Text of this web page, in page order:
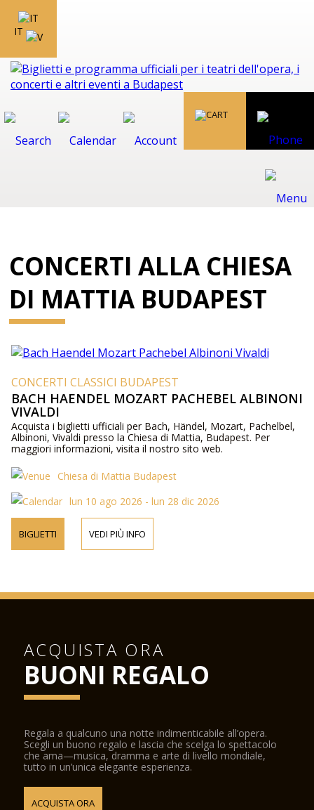
IT
CONCERTI ALLA CHIESA
DI MATTIA BUDAPEST
CONCERTI CLASSICI BUDAPEST
BACH HAENDEL MOZART PACHEBEL ALBINONI
VIVALDI
Acquista i biglietti ufficiali per Bach, Händel, Mozart, Pachelbel,
Albinoni, Vivaldi presso la Chiesa di Mattia, Budapest. Per
maggiori informazioni, visita il nostro sito web.
Chiesa di Mattia Budapest
lun 10 ago 2026 - lun 28 dic 2026
BIGLIETTI VEDI PIÙ INFO
ACQUISTA ORA
BUONI REGALO
Regala a qualcuno una notte indimenticabile all’opera.
Scegli un buono regalo e lascia che scelga lo spettacolo
che ama—musica, dramma e arte di livello mondiale,
tutto in un’unica elegante esperienza.
ACQUISTA ORA